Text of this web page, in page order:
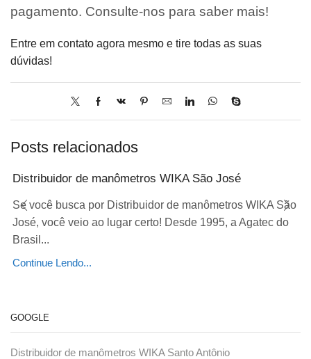
pagamento. Consulte-nos para saber mais!
Entre em contato agora mesmo e tire todas as suas
dúvidas!
Posts relacionados
Distribuidor de manômetros WIKA São José
Se você busca por Distribuidor de manômetros WIKA São
José, você veio ao lugar certo! Desde 1995, a Agatec do
Brasil...
Continue Lendo...
GOOGLE
Distribuidor de manômetros WIKA Santo Antônio